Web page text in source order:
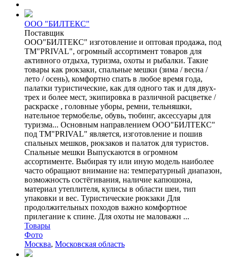
ООО "БИЛТЕКС"
Поставщик
ООО"БИЛТЕКС" изготовление и оптовая продажа, под
ТМ"PRIVAL", огромный ассортимент товаров для
активного отдыха, туризма, охоты и рыбалки. Такие
товары как рюкзаки, спальные мешки (зима / весна /
лето / осень), комфортно спать в любое время года,
палатки туристические, как для одного так и для двух-
трех и более мест, экипировка в различной расцветке /
раскраске , головные уборы, ремни, тельняшки,
нательное термобелье, обувь, тюбинг, аксессуары для
туризма... Основным направлением ООО"БИЛТЕКС"
под ТМ"PRIVAL" является, изготовление и пошив
спальных мешков, рюкзаков и палаток для туристов.
Спальные мешки Выпускаются в огромном
ассортименте. Выбирая ту или иную модель наиболее
часто обращают внимание на: температурный диапазон,
возможность состёгивания, наличие капюшона,
материал утеплителя, кулисы в области шеи, тип
упаковки и вес. Туристические рюкзаки Для
продолжительных походов важно комфортное
прилегание к спине. Для охоты не маловажн ...
Товары
Фото
Москва, Московская область